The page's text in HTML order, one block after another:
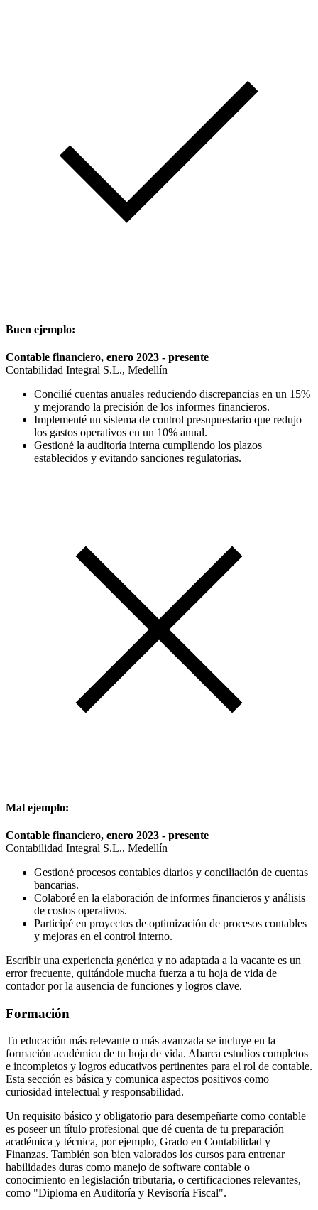
Buen ejemplo:
Contable financiero, enero 2023 - presente
Contabilidad Integral S.L., Medellín
Concilié cuentas anuales reduciendo discrepancias en un 15%
y mejorando la precisión de los informes financieros.
Implementé un sistema de control presupuestario que redujo
los gastos operativos en un 10% anual.
Gestioné la auditoría interna cumpliendo los plazos
establecidos y evitando sanciones regulatorias.
Mal ejemplo:
Contable financiero, enero 2023 - presente
Contabilidad Integral S.L., Medellín
Gestioné procesos contables diarios y conciliación de cuentas
bancarias.
Colaboré en la elaboración de informes financieros y análisis
de costos operativos.
Participé en proyectos de optimización de procesos contables
y mejoras en el control interno.
Escribir una experiencia genérica y no adaptada a la vacante es un
error frecuente, quitándole mucha fuerza a tu hoja de vida de
contador por la ausencia de funciones y logros clave.
Formación
Tu educación más relevante o más avanzada se incluye en la
formación académica de tu hoja de vida. Abarca estudios completos
e incompletos y logros educativos pertinentes para el rol de contable.
Esta sección es básica y comunica aspectos positivos como
curiosidad intelectual y responsabilidad.
Un requisito básico y obligatorio para desempeñarte como contable
es poseer un título profesional que dé cuenta de tu preparación
académica y técnica, por ejemplo, Grado en Contabilidad y
Finanzas. También son bien valorados los cursos para entrenar
habilidades duras como manejo de software contable o
conocimiento en legislación tributaria, o certificaciones relevantes,
como "Diploma en Auditoría y Revisoría Fiscal".